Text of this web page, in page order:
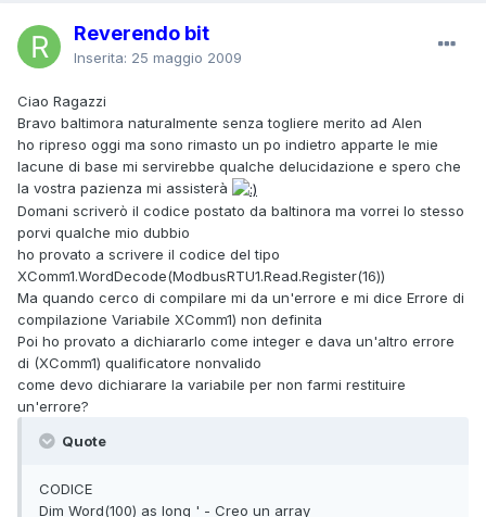
Reverendo bit
Inserita: 25 maggio 2009
Ciao Ragazzi
Bravo baltimora naturalmente senza togliere merito ad Alen
ho ripreso oggi ma sono rimasto un po indietro apparte le mie
lacune di base mi servirebbe qualche delucidazione e spero che
la vostra pazienza mi assisterà
Domani scriverò il codice postato da baltinora ma vorrei lo stesso
porvi qualche mio dubbio
ho provato a scrivere il codice del tipo
XComm1.WordDecode(ModbusRTU1.Read.Register(16))
Ma quando cerco di compilare mi da un'errore e mi dice Errore di
compilazione Variabile XComm1) non definita
Poi ho provato a dichiararlo come integer e dava un'altro errore
di (XComm1) qualificatore nonvalido
come devo dichiarare la variabile per non farmi restituire
un'errore?
Quote
CODICE
Dim Word(100) as long ' - Creo un array